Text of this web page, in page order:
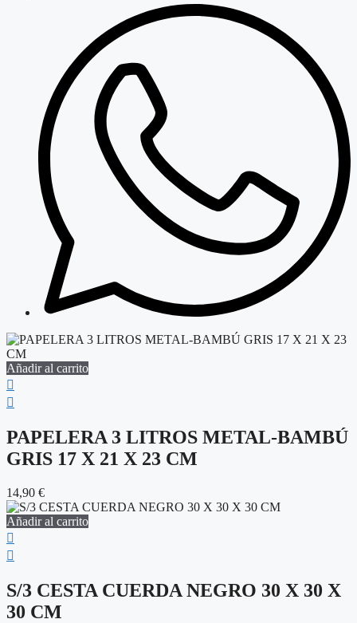
Añadir al carrito
PAPELERA 3 LITROS METAL-BAMBÚ
GRIS 17 X 21 X 23 CM
14,90 €
Añadir al carrito
S/3 CESTA CUERDA NEGRO 30 X 30 X
30 CM